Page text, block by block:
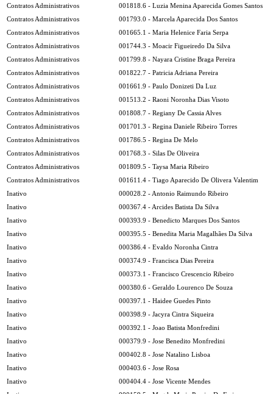
Contratos Administrativos
001818.6 - Luzia Menina Aparecida Gomes Santos
Contratos Administrativos
001793.0 - Marcela Aparecida Dos Santos
Contratos Administrativos
001665.1 - Maria Helenice Faria Serpa
Contratos Administrativos
001744.3 - Moacir Figueiredo Da Silva
Contratos Administrativos
001799.8 - Nayara Cristine Braga Pereira
Contratos Administrativos
001822.7 - Patricia Adriana Pereira
Contratos Administrativos
001661.9 - Paulo Donizeti Da Luz
Contratos Administrativos
001513.2 - Raoni Noronha Dias Visoto
Contratos Administrativos
001808.7 - Regiany De Cassia Alves
Contratos Administrativos
001701.3 - Regina Daniele Ribeiro Torres
Contratos Administrativos
001786.5 - Regina De Melo
Contratos Administrativos
001768.3 - Silas De Oliveira
Contratos Administrativos
001809.5 - Taysa Maria Ribeiro
Contratos Administrativos
001611.4 - Tiago Aparecido De Olivera Valentim
Inativo
000028.2 - Antonio Raimundo Ribeiro
Inativo
000367.4 - Arcides Batista Da Silva
Inativo
000393.9 - Benedicto Marques Dos Santos
Inativo
000395.5 - Benedita Maria Magalhães Da Silva
Inativo
000386.4 - Evaldo Noronha Cintra
Inativo
000374.9 - Francisca Dias Pereira
Inativo
000373.1 - Francisco Crescencio Ribeiro
Inativo
000380.6 - Geraldo Lourenco De Souza
Inativo
000397.1 - Haidee Guedes Pinto
Inativo
000398.9 - Jacyra Cintra Siqueira
Inativo
000392.1 - Joao Batista Monfredini
Inativo
000379.9 - Jose Benedito Monfredini
Inativo
000402.8 - Jose Natalino Lisboa
Inativo
000403.6 - Jose Rosa
Inativo
000404.4 - Jose Vicente Mendes